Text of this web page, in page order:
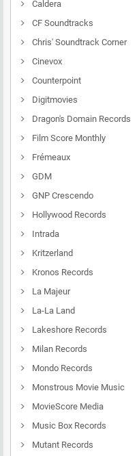
Caldera
CF Soundtracks
Chris' Soundtrack Corner
Cinevox
Counterpoint
Digitmovies
Dragon's Domain Records
Film Score Monthly
Frémeaux
GDM
GNP Crescendo
Hollywood Records
Intrada
Kritzerland
Kronos Records
La Majeur
La-La Land
Lakeshore Records
Milan Records
Mondo Records
Monstrous Movie Music
MovieScore Media
Music Box Records
Mutant Records